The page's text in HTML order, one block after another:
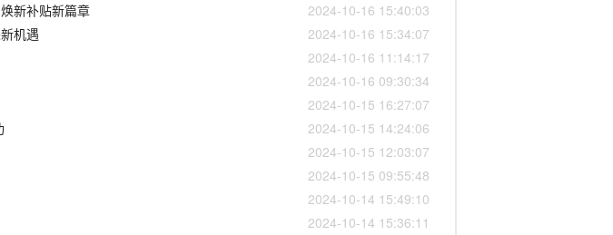
新补贴新篇章
2024-10-16 15:40:03
机遇
2024-10-16 15:34:07
2024-10-16 11:14:17
2024-10-16 09:30:34
2024-10-15 16:27:07
2024-10-15 14:24:06
2024-10-15 12:03:07
2024-10-15 09:55:48
2024-10-14 15:49:10
2024-10-14 15:36:11